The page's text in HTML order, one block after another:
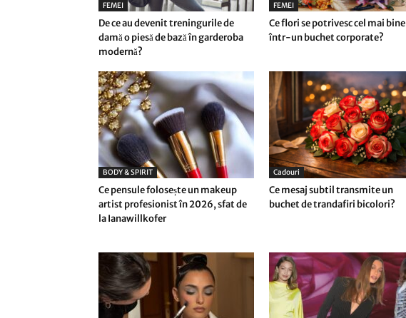
FEMEI
De ce au devenit treningurile de
damă o piesă de bază în garderoba
modernă?
FEMEI
Ce flori se potrivesc cel mai bine
într-un buchet corporate?
BODY & SPIRIT
Ce pensule folosește un makeup
artist profesionist în 2026, sfat de
la Ianawillkofer
Cadouri
Ce mesaj subtil transmite un
buchet de trandafiri bicolori?